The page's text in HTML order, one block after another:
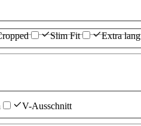
Slim Fit Extra lang
V-Ausschnitt